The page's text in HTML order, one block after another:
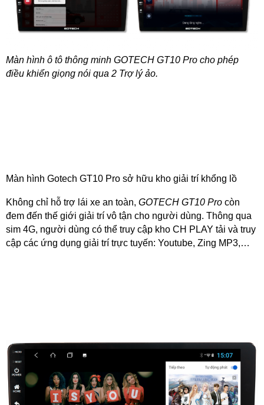
Màn hình ô tô thông minh GOTECH GT10 Pro cho phép
điều khiển giọng nói qua 2 Trợ lý ảo.
Màn hình Gotech GT10 Pro sở hữu kho giải trí khổng lồ
Không chỉ hỗ trợ lái xe an toàn, GOTECH GT10 Pro còn
đem đến thế giới giải trí vô tận cho người dùng. Thông qua
sim 4G, người dùng có thể truy cập kho CH PLAY tải và truy
cập các ứng dụng giải trí trực tuyến: Youtube, Zing MP3,…